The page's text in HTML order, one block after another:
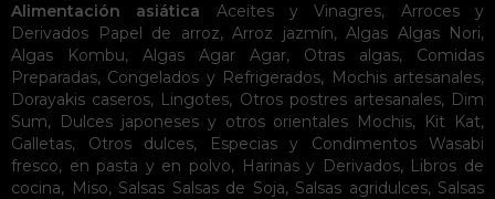
Alimentación asiática Aceites y Vinagres, Arroces y
Derivados
Papel de arroz, Arroz jazmín, Algas Algas Nori,
Algas Kombu, Algas Agar Agar, Otras algas, Comidas
Preparadas, Congelados y Refrigerados, Mochis artesanales,
Dorayakis caseros, Lingotes, Otros postres artesanales, Dim
Sum, Dulces japoneses y otros orientales Mochis, Kit Kat,
Galletas, Otros dulces, Especias y Condimentos
Wasabi
fresco, en pasta y en polvo, Harinas y Derivados, Libros de
cocina, Miso, Salsas Salsas de Soja, Salsas agridulces, Salsas